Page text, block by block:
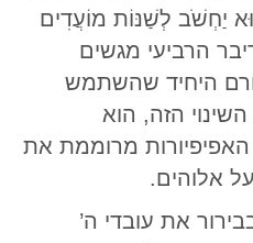
יַחְשֹׁב לְשַׁנּוֹת מוֹעֲדִים
הרביעי מגשים
היחיד שהשתמש
הזה, הוא
האפיפיורות מרוממת את
אלוהים.
את עובדי ה’